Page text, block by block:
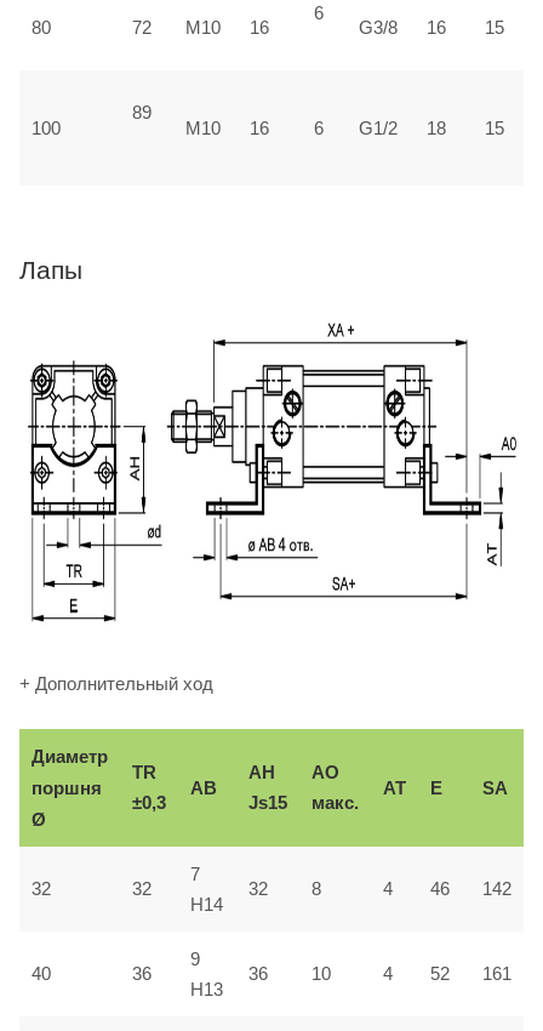
80 72 М10 16
6
G3/8 16 15
100
89
М10 16 6 G1/2 18 15
Лапы
+ Дополнительный ход
Диаметр
поршня
Ø
TR
±0,3
AB
AH
Js15
AO
макс.
AT E SA
32 32
7
H14
32 8 4 46 142
40 36
9
H13
36 10 4 52 161